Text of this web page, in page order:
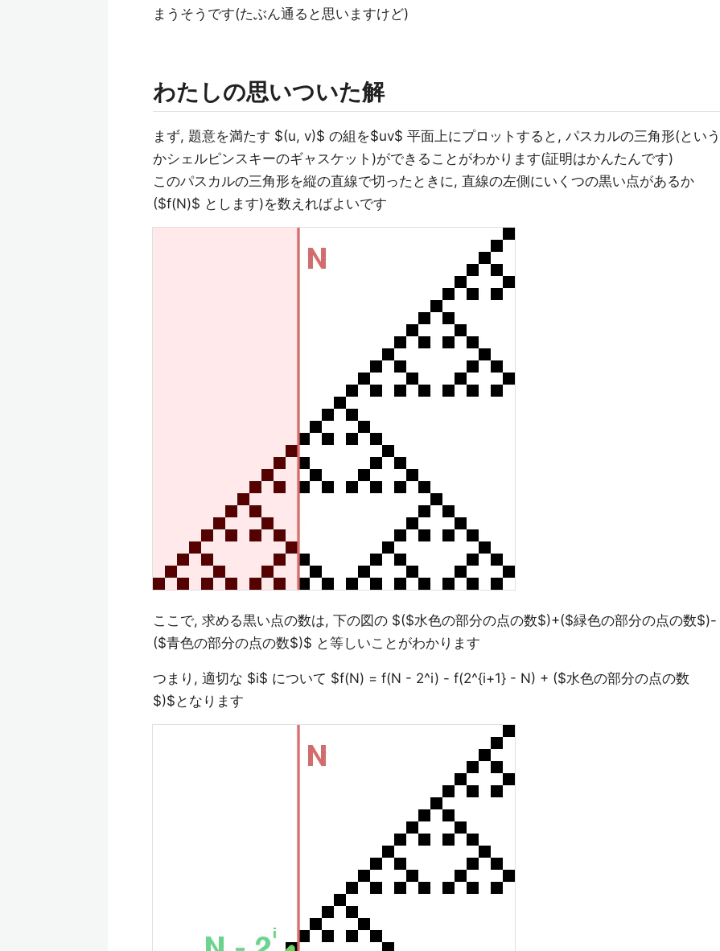
まうそうです(たぶん通ると思いますけど)
わたしの思いついた解
まず, 題意を満たす $(u, v)$ の組を$uv$ 平面上にプロットすると, パスカルの三角形(という
かシェルピンスキーのギャスケット)ができることがわかります(証明はかんたんです)
このパスカルの三角形を縦の直線で切ったときに, 直線の左側にいくつの黒い点があるか
($f(N)$ とします)を数えればよいです
ここで, 求める黒い点の数は, 下の図の $($水色の部分の点の数$)+($緑色の部分の点の数$)-
($青色の部分の点の数$)$ と等しいことがわかります
つまり, 適切な $i$ について $f(N) = f(N - 2^i) - f(2^{i+1} - N) + ($水色の部分の点の数
$)$となります